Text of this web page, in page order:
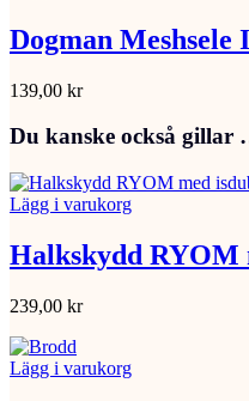
Dogman Meshsele
139,00 kr
Du kanske också gillar
Lägg i varukorg
Halkskydd RYOM
239,00 kr
Lägg i varukorg